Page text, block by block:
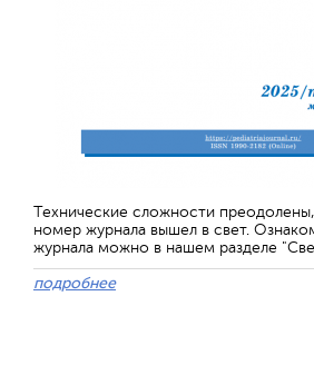
Технические сложности
номер журнала вышел в свет.
журнала можно в нашем разделе
подробнее